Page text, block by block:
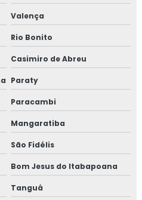
m2
água
tubulação de ar
ar condicionado
Valença
Rio Bonito
Casimiro de Abreu
Paraty
Paracambi
Mangaratiba
São Fidélis
Bom Jesus do Itabapoana
Tanguá